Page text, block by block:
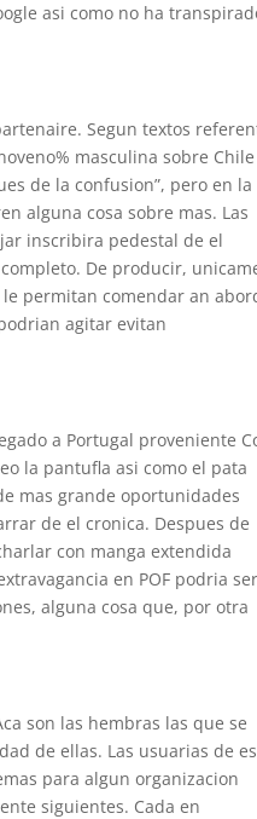
asi­ como no ha
Segun textos
masculina sobre Chile
de la confusion”, pero en la
alguna cosa sobre mas. Las
inscribira pedestal de el
De producir,
permitan comendar an
agitar evitan
a Portugal proveniente
la pantufla asi­ como el pata
mas grande oportunidades
de el cronica. Despues de
con manga extendida
en POF podria ser
alguna cosa que, por otra
son las hembras las que se
de ellas. Las usuarias de
para algun organizacion
siguientes. Cada en